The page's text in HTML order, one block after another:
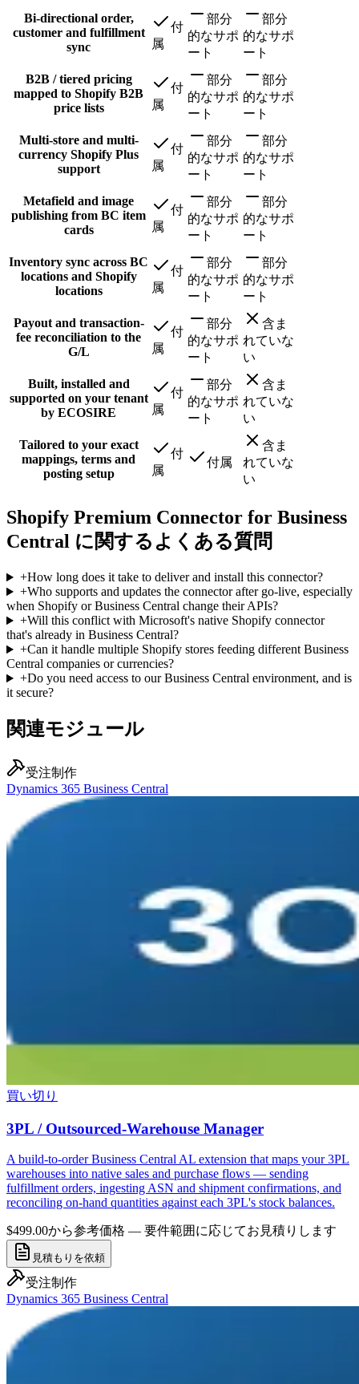
Bi-directional order,
customer and fulfillment
sync
付
属
部分
的なサポ
ート
部分
的なサポ
ート
B2B / tiered pricing
mapped to Shopify B2B
price lists
付
属
部分
的なサポ
ート
部分
的なサポ
ート
Multi-store and multi-
currency Shopify Plus
support
付
属
部分
的なサポ
ート
部分
的なサポ
ート
Metafield and image
publishing from BC item
cards
付
属
部分
的なサポ
ート
部分
的なサポ
ート
Inventory sync across BC
locations and Shopify
locations
付
属
部分
的なサポ
ート
部分
的なサポ
ート
Payout and transaction-
fee reconciliation to the
G/L
付
属
部分
的なサポ
ート
含ま
れていな
い
Built, installed and
supported on your tenant
by ECOSIRE
付
属
部分
的なサポ
ート
含ま
れていな
い
Tailored to your exact
mappings, terms and
posting setup
付
属
付属
含ま
れていな
い
Shopify Premium Connector for Business
Central に関するよくある質問
+How long does it take to deliver and install this connector?
+Who supports and updates the connector after go-live, especially
when Shopify or Business Central change their APIs?
+Will this conflict with Microsoft's native Shopify connector
that's already in Business Central?
+Can it handle multiple Shopify stores feeding different Business
Central companies or currencies?
+Do you need access to our Business Central environment, and is
it secure?
関連モジュール
受注制作
Dynamics 365 Business Central
買い切り
3PL / Outsourced-Warehouse Manager
A build-to-order Business Central AL extension that maps your 3PL
warehouses into native sales and purchase flows — sending
fulfillment orders, ingesting ASN and shipment confirmations, and
reconciling on-hand quantities against each 3PL's stock balances.
$499.00から参考価格 — 要件範囲に応じてお見積りします
見積もりを依頼
受注制作
Dynamics 365 Business Central